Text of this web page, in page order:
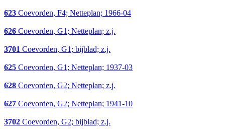
623 Coevorden, F4; Netteplan; 1966-04
626 Coevorden, G1; Netteplan; z.j.
3701 Coevorden, G1; bijblad; z.j.
625 Coevorden, G1; Netteplan; 1937-03
628 Coevorden, G2; Netteplan; z.j.
627 Coevorden, G2; Netteplan; 1941-10
3702 Coevorden, G2; bijblad; z.j.